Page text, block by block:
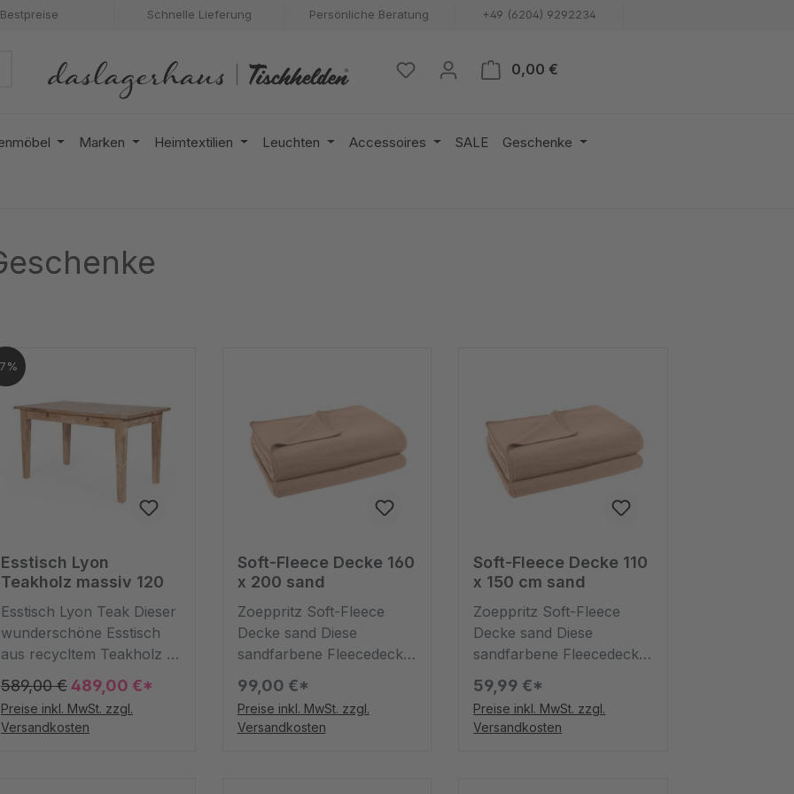
Bestpreise Schnelle Lieferung Persönliche Beratung +49 (6204) 9292234
0,00 €
Marken Heimtextilien Leuchten Accessoires SALE Geschenke
Esstisch Lyon
Teakholz massiv 120
Esstisch Lyon Teak Dieser
wunderschöne Esstisch
aus recycltem Teakholz in
den Maßen Breite 120cm,
Höhe 78cm und Tiefe
70cm sieht nicht nur aus
wie ein Hingucker,
589,00 €489,00 €*
Preise inkl. MwSt. zzgl.
Versandkosten
Soft-Fleece Decke 160
x 200 sand
Zoeppritz Soft-Fleece
Decke sand Diese
sandfarbene Fleecedecke
ist ein kuscheliges
Accessoire für Ihre
Wohnung, ob Sie sie als
Tagesdecke oder zum
99,00 €*
Preise inkl. MwSt. zzgl.
Versandkosten
Soft-Fleece Decke 110
x 150 cm sand
Zoeppritz Soft-Fleece
Decke sand Diese
sandfarbene Fleecedecke
ist ein kuscheliges
Accessoire für Ihre
Wohnung, ob Sie sie als
Tagesdecke oder zum
59,99 €*
Preise inkl. MwSt. zzgl.
Versandkosten